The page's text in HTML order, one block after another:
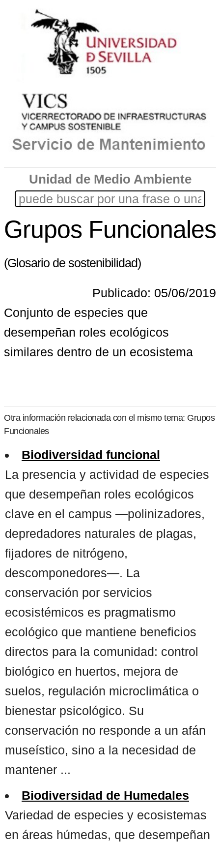
Unidad de Medio Ambiente
Grupos Funcionales
(Glosario de sostenibilidad)
Publicado: 05/06/2019
Conjunto de especies que
desempeñan roles ecológicos
similares dentro de un ecosistema
Otra información relacionada con el mismo tema: Grupos
Funcionales
Biodiversidad funcional
La presencia y actividad de especies
que desempeñan roles ecológicos
clave en el campus —polinizadores,
depredadores naturales de plagas,
fijadores de nitrógeno,
descomponedores—. La
conservación por servicios
ecosistémicos es pragmatismo
ecológico que mantiene beneficios
directos para la comunidad: control
biológico en huertos, mejora de
suelos, regulación microclimática o
bienestar psicológico. Su
conservación no responde a un afán
museístico, sino a la necesidad de
mantener ...
Biodiversidad de Humedales
Variedad de especies y ecosistemas
en áreas húmedas, que desempeñan